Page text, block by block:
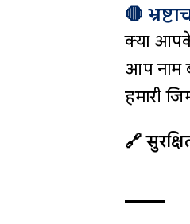
🛑
क्या आपके
आप नाम
हमारी
🔗